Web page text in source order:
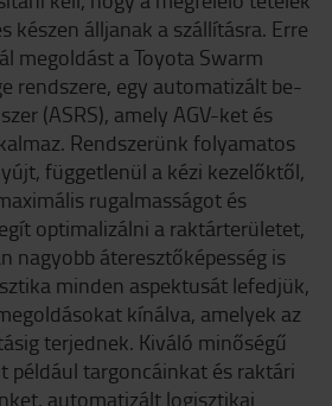
készen álljanak a szállításra. Erre
megoldást a Toyota Swarm
rendszere, egy automatizált be-
(ASRS), amely AGV-ket és
Rendszerünk folyamatos
függetlenül a kézi kezelőktől,
rugalmasságot és
optimalizálni a raktárterületet,
nagyobb áteresztőképesség is
minden aspektusát lefedjük,
kínálva, amelyek az
terjednek. Kiváló minőségű
például targoncáinkat és raktári
automatizált logisztikai